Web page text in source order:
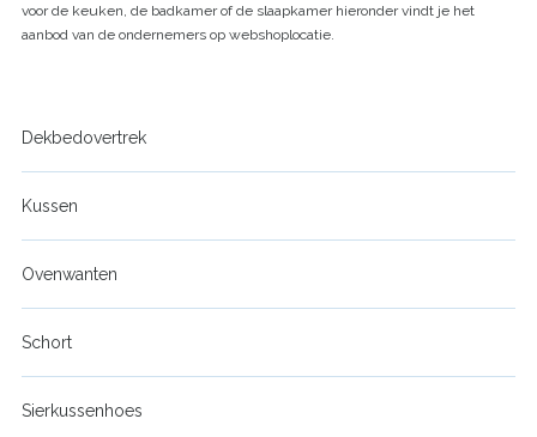
voor de keuken, de badkamer of de slaapkamer hieronder vindt je het
aanbod van de ondernemers op webshoplocatie.
Dekbedovertrek
Kussen
Ovenwanten
Schort
Sierkussenhoes